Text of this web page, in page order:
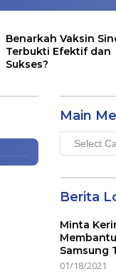
Benarkah Vaksin
Terbukti Efektif dan
Sukses?
Main
Main
Menu
Berita
Minta
Samsung
01/18/2021